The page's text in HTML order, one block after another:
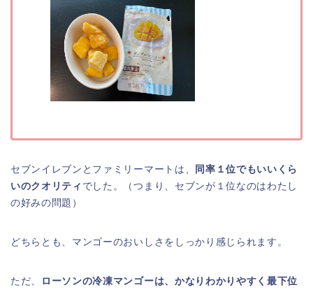
セブンイレブンとファミリーマートは、
同率１位でもいいくら
いのクオリティ でした。（つまり、セブンが１位なのはわたし
の好みの問題）
どちらとも、マンゴーのおいしさをしっかり感じられます。
ただ、
ローソンの冷凍マンゴーは、かなりわかりやすく最下位